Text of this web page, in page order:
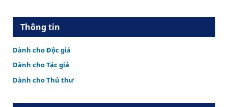
Thông tin
Dành cho Độc giả
Dành cho Tác giả
Dành cho Thủ thư